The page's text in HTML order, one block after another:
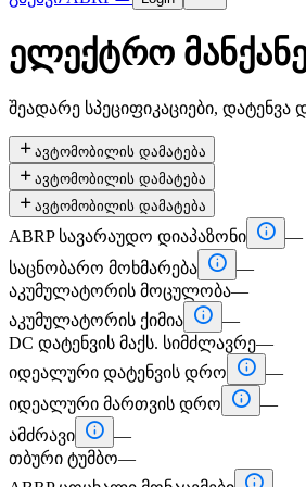
ელექტრო
შეადარე სპეციფიკაციები, დატენვა
 ავტომობილის დამატება
 ავტომობილის დამატება
 ავტომობილის დამატება
ABRP სავარაუდო დიაპაზონი  —
საცნობარო მოხმარება  —
აკუმულატორის მოცულობა—
აკუმულატორის ქიმია  —
DC დატენვის მაქს. სიმძლავრე—
იდეალური დატენვის დრო
 —
იდეალური მართვის დრო
 —
ამძრავი  —
თბური ტუმბო—
